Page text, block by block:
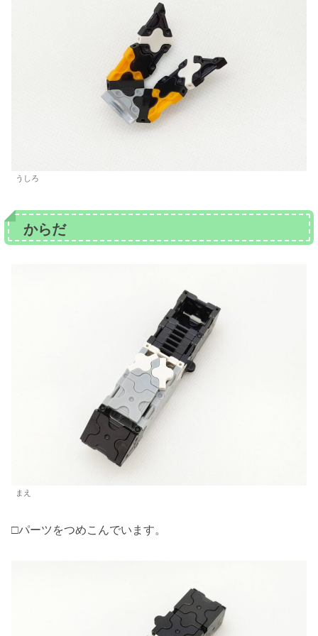
うしろ
からだ
まえ
□パーツをつめこんでいます。